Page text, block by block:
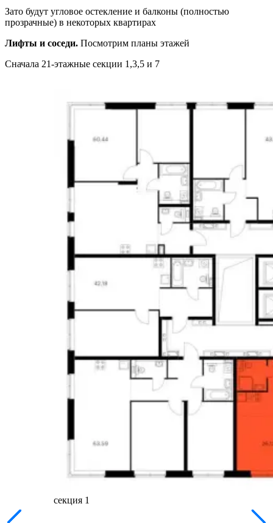
Зато будут угловое остекление и балконы (полностью
прозрачные) в некоторых квартирах
Лифты и соседи. Посмотрим планы этажей
Сначала 21-этажные секции 1,3,5 и 7
секция 1